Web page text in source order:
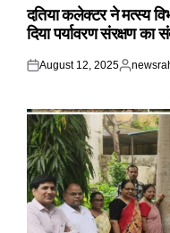
दतिया कलेक्टर ने मत्स्य
दिया पर्यावरण संरक्षण का
Posted
August 12, 2025
Posted